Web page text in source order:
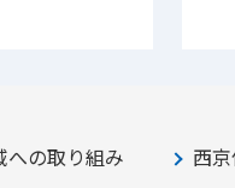
への取り組み 西